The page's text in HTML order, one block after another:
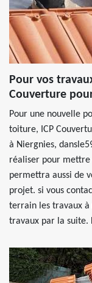
Pour vos
Couverture
Pour une nouvelle
toiture, ICP
à Niergnies,
réaliser pour
permettra aussi de
projet. si vous
terrain les travaux
travaux par la suite.